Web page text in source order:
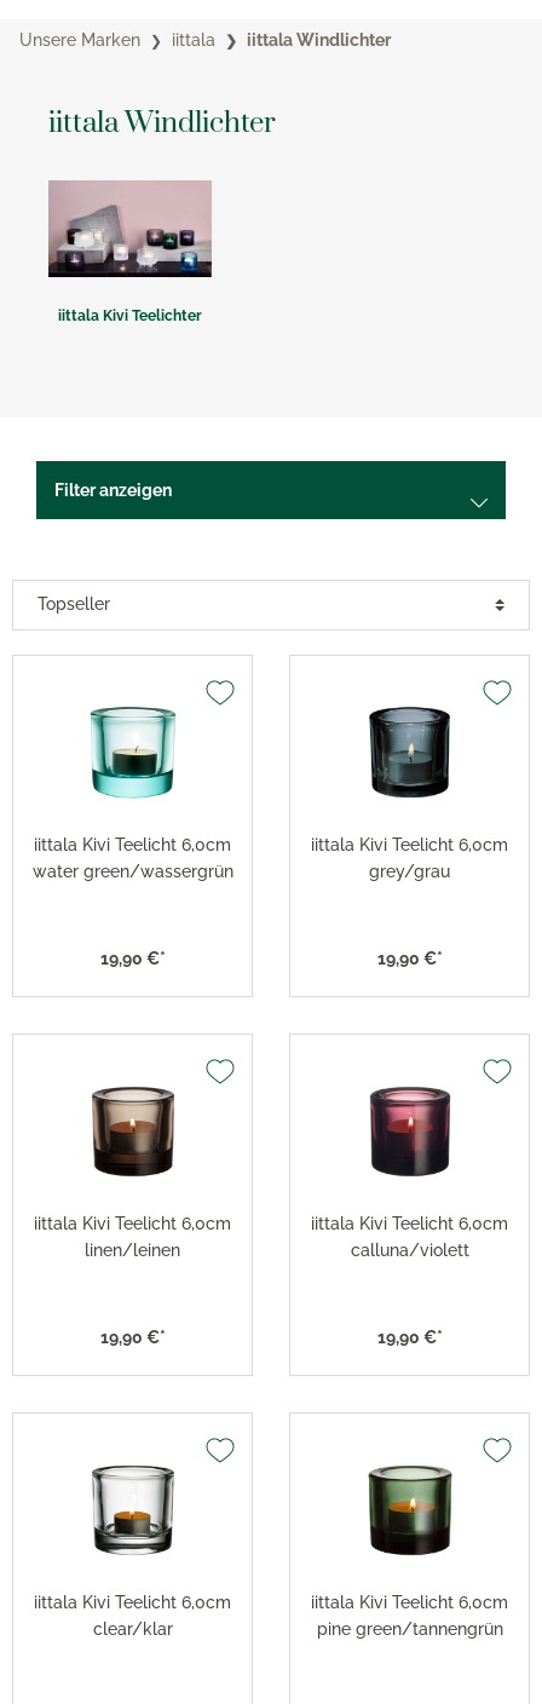
Unsere Marken iittala iittala Windlichter
iittala Windlichter
iittala Kivi Teelichter
Filter anzeigen
iittala Kivi Teelicht 6,0cm
water green/wassergrün
19,90 €*
iittala Kivi Teelicht 6,0cm
grey/grau
19,90 €*
iittala Kivi Teelicht 6,0cm
linen/leinen
19,90 €*
iittala Kivi Teelicht 6,0cm
calluna/violett
19,90 €*
iittala Kivi Teelicht 6,0cm
clear/klar
iittala Kivi Teelicht 6,0cm
pine green/tannengrün